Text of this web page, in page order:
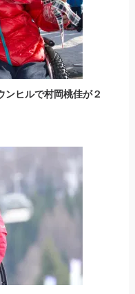
ンヒルで村岡桃佳が２